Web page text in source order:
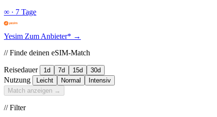
∞ · 7 Tage
Yesim Zum Anbieter* →
// Finde deinen eSIM-Match
Reisedauer 1d 7d 15d 30d
Nutzung Leicht Normal
Intensiv
Match anzeigen →
// Filter